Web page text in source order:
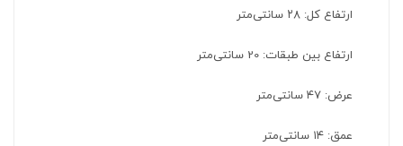
ارتفاع کل: ۲۸ سانتی‌متر
ارتفاع بین طبقات: 20 سانتی‌متر
عرض: ۴۷ سانتی‌متر
عمق: ۱۴ سانتی‌متر